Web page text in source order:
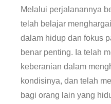
Melalui perjalanannya
telah belajar
dalam hidup dan fokus
benar penting. Ia telah
keberanian dalam
kondisinya, dan telah
bagi orang lain yang